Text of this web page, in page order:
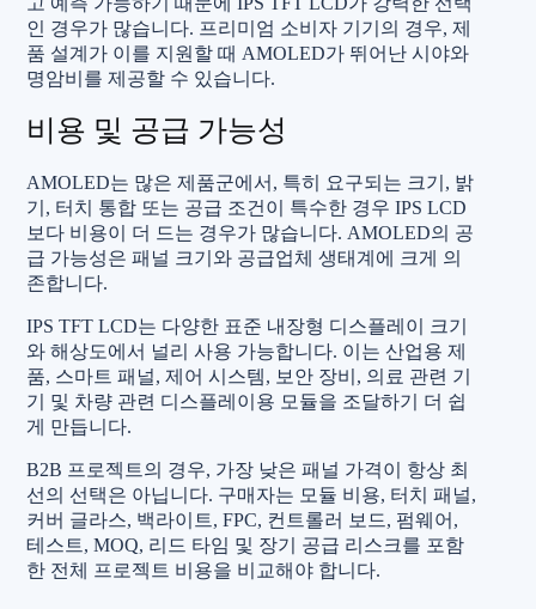
인 경우가 많습니다. 프리미엄 소비자 기기의 경우, 제
품 설계가 이를 지원할 때 AMOLED가 뛰어난 시야와
명암비를 제공할 수 있습니다.
비용 및 공급 가능성
AMOLED는 많은 제품군에서, 특히 요구되는 크기, 밝
기, 터치 통합 또는 공급 조건이 특수한 경우 IPS LCD
보다 비용이 더 드는 경우가 많습니다. AMOLED의 공
급 가능성은 패널 크기와 공급업체 생태계에 크게 의
존합니다.
IPS TFT LCD는 다양한 표준 내장형 디스플레이 크기
와 해상도에서 널리 사용 가능합니다. 이는 산업용 제
품, 스마트 패널, 제어 시스템, 보안 장비, 의료 관련 기
기 및 차량 관련 디스플레이용 모듈을 조달하기 더 쉽
게 만듭니다.
B2B 프로젝트의 경우, 가장 낮은 패널 가격이 항상 최
선의 선택은 아닙니다. 구매자는 모듈 비용, 터치 패널,
커버 글라스, 백라이트, FPC, 컨트롤러 보드, 펌웨어,
테스트, MOQ, 리드 타임 및 장기 공급 리스크를 포함
한 전체 프로젝트 비용을 비교해야 합니다.